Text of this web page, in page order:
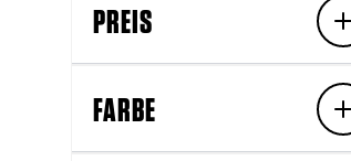
PREIS
FARBE